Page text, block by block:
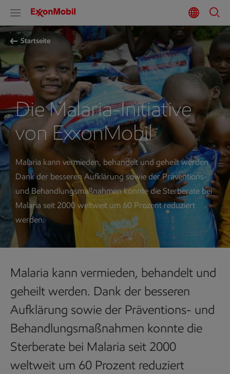
Startseite
Die Malaria-Initiative
von ExxonMobil
Malaria kann vermieden, behandelt und geheilt werden.
Dank der besseren Aufklärung sowie der Präventions-
und Behandlungsmaßnahmen konnte die Sterberate bei
Malaria seit 2000 weltweit um 60 Prozent reduziert
werden.
Malaria kann vermieden, behandelt und
geheilt werden. Dank der besseren
Aufklärung sowie der Präventions- und
Behandlungsmaßnahmen konnte die
Sterberate bei Malaria seit 2000
weltweit um 60 Prozent reduziert